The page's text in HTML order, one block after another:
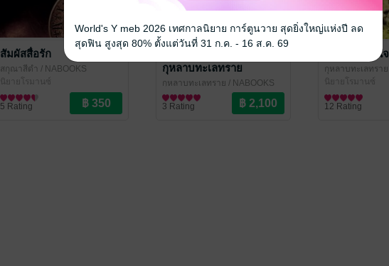
สัมผัสสื่อรัก
สกุณาสีดำ / NABOOKS
นิยายโรมานซ์
5 Rating
กุหลาบทะเลทราย
กุหลาบทะเลทราย / NABOOKS
นิยายโรมานซ์
3 Rating
อลินเจ้าดวงใจ
กุหลาบทะเลทราย
นิยายโรมานซ์
12 Rating
World's Y meb 2026 เทศกาลนิยาย การ์ตูนวาย สุดยิ่งใหญ่แห่งปี ลด
สุดฟิน สูงสุด 80% ตั้งแต่วันที่ 31 ก.ค. - 16 ส.ค. 69